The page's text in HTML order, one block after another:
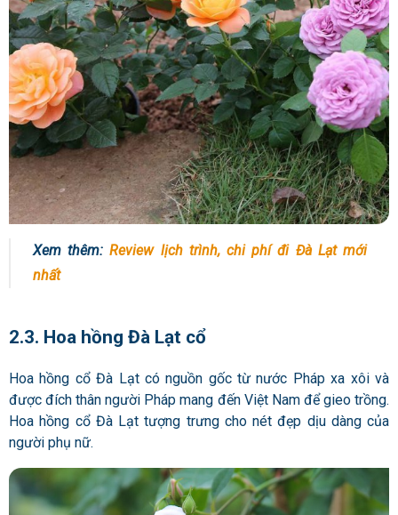
Xem thêm:Review lịch trình, chi phí đi Đà Lạt mới
nhất
2.3. Hoa hồng Đà Lạt cổ
Hoa hồng cổ Đà Lạt có nguồn gốc từ nước Pháp xa xôi và
được đích thân người Pháp mang đến Việt Nam để gieo trồng.
Hoa hồng cổ Đà Lạt tượng trưng cho nét đẹp dịu dàng của
người phụ nữ.